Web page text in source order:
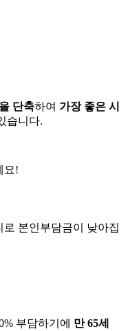
단축하여 가장 좋은 시
습니다.
요!
본인부담금이 낮아집
부담하기에 만 65세